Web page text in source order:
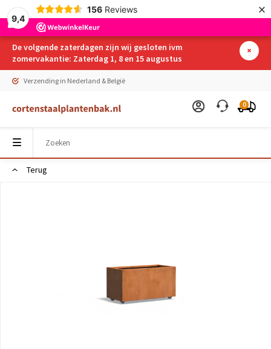
9,4
156 Reviews ×
De volgende zaterdagen zijn wij gesloten ivm
zomervakantie: Zaterdag 1, 8 en 15 augustus
Verzending in Nederland & België
0
Terug